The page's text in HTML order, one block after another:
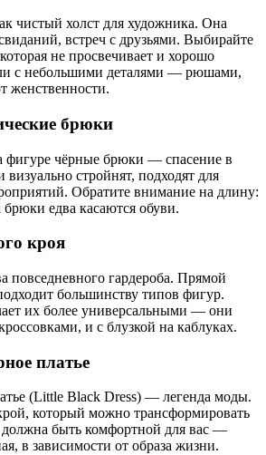
чистый холст для художника. Она
встреч с друзьями. Выбирайте
не просвечивает и хорошо
с небольшими деталями — рюшами,
женственности.
брюки
фигуре чёрные брюки — спасение в
стройнят, подходят для
Обратите внимание на длину:
едва касаются обуви.
кроя
гардероба. Прямой
большинству типов фигур.
их более универсальными — они
и с блузкой на каблуках.
платье
(Little Black Dress) — легенда моды.
который можно трансформировать
должна быть комфортной для вас —
в зависимости от образа жизни.